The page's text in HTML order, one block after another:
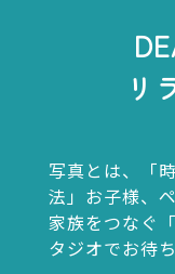
リ
写真とは、「
法」お子様、
家族をつなぐ
タジオでお待
権利利益を
おそれがある
などの個人情
て開示いたし
7．個人情報の